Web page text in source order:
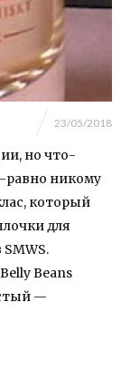
23/05/2018
но что-
равно никому
который
для
Beans
—